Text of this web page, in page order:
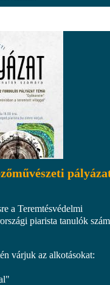
a Teremtésvédelmi
piarista tanulók
várjuk az alkotásokat: